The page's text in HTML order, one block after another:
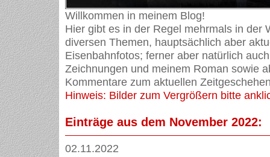
Willkommen in meinem Blog!
Hier gibt es in der Regel mehrmals in der
diversen Themen, hauptsächlich aber
Eisenbahnfotos; ferner aber natürlich
Zeichnungen und meinem Roman sowie
Kommentare zum aktuellen
Hinweis: Bilder zum Vergrößern bitte
Einträge aus dem November 2022:
02.11.2022